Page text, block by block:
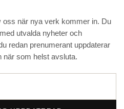
oss när nya verk kommer in. Du
utvalda nyheter och
redan prenumerant uppdaterar
när som helst avsluta.